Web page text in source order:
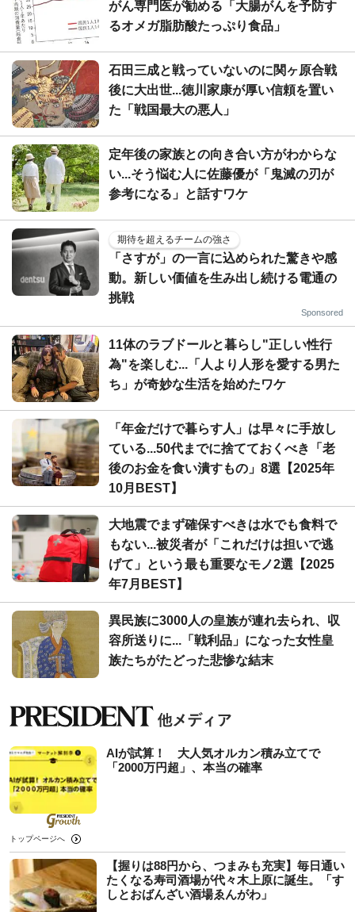
がん専門医が勧める「大腸がんを予防す
るオメガ脂肪酸たっぷり食品」
石田三成と戦っていないのに関ヶ原合戦
後に大出世...徳川家康が厚い信頼を置い
た「戦国最大の悪人」
定年後の家族との向き合い方がわからな
い...そう悩む人に佐藤優が「鬼滅の刃が
参考になる」と話すワケ
期待を超えるチームの強さ
「さすが」の一言に込められた驚きや感
動。新しい価値を生み出し続ける電通の
挑戦
Sponsored
11体のラブドールと暮らし"正しい性行
為"を楽しむ...「人より人形を愛する男た
ち」が奇妙な生活を始めたワケ
「年金だけで暮らす人」は早々に手放し
ている...50代までに捨てておくべき「老
後のお金を食い潰すもの」8選【2025年
10月BEST】
大地震でまず確保すべきは水でも食料で
もない...被災者が「これだけは担いで逃
げて」という最も重要なモノ2選【2025
年7月BEST】
異民族に3000人の皇族が連れ去られ、収
容所送りに...「戦利品」になった女性皇
族たちがたどった悲惨な結末
AIが試算！ 大人気オルカン積み立てで
「2000万円超」、本当の確率
トップページへ
【握りは88円から、つまみも充実】毎日通い
たくなる寿司酒場が代々木上原に誕生。「す
しとおばんざい酒場ゑんがわ」